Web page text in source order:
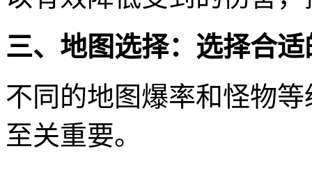
三、地图选择：选择合
不同的地图爆率和怪物
至关重要。